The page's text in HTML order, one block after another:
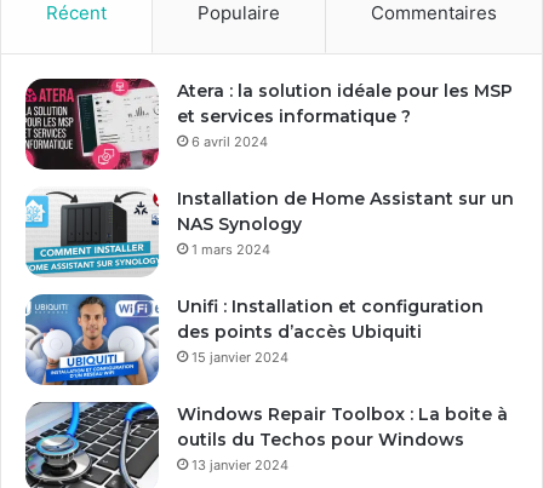
r
e
a
d
s
e
m
a
Récent Populaire Commentaires
Atera : la solution idéale pour les MSP
et services informatique ?
6 avril 2024
Installation de Home Assistant sur un
NAS Synology
1 mars 2024
Unifi : Installation et configuration
des points d’accès Ubiquiti
15 janvier 2024
Windows Repair Toolbox : La boite à
outils du Techos pour Windows
13 janvier 2024